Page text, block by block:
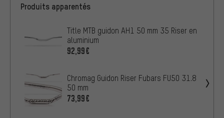
Produits apparentés
Title MTB guidon AH1 50 mm 35 Riser en
aluminium
92,99€
Chromag Guidon Riser Fubars FU50 31.8
50 mm
73,99€